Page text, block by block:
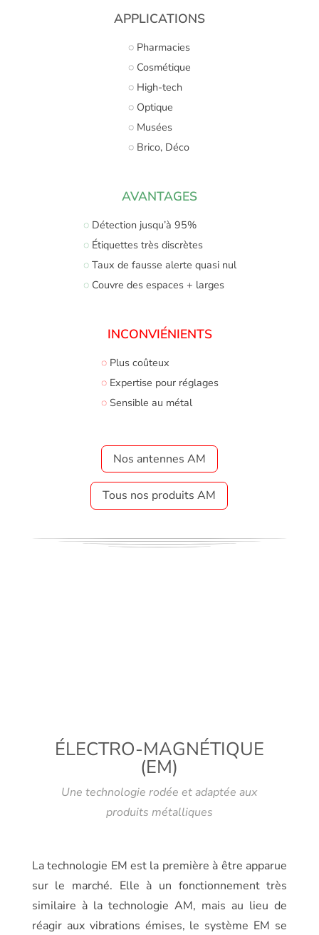
APPLICATIONS
◌ Pharmacies
◌ Cosmétique
◌ High-tech
◌ Optique
◌ Musées
◌ Brico, Déco
AVANTAGES
◌Détection jusqu’à 95%
◌Étiquettes très discrètes
◌Taux de fausse alerte quasi nul
◌Couvre des espaces + larges
INCONVIÉNIENTS
◌Plus coûteux
◌Expertise pour réglages
◌Sensible au métal
Nos antennes AM
Tous nos produits AM
ÉLECTRO-MAGNÉTIQUE
(EM)
Une technologie rodée et adaptée aux
produits métalliques
La technologie EM est la première à être apparue
sur le marché. Elle à un fonctionnement très
similaire à la technologie AM, mais au lieu de
réagir aux vibrations émises, le système EM se